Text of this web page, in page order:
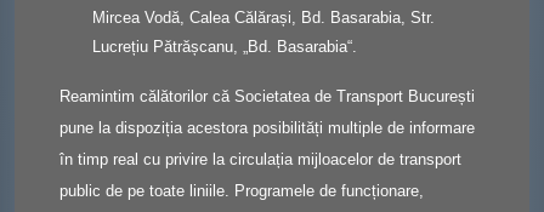
Mircea Vodă, Calea Călărași, Bd. Basarabia, Str.
Lucrețiu Pătrășcanu, „Bd. Basarabia“.
Reamintim călătorilor că Societatea de Transport București
pune la dispoziția acestora posibilități multiple de informare
în timp real cu privire la circulația mijloacelor de transport
public de pe toate liniile. Programele de funcționare,